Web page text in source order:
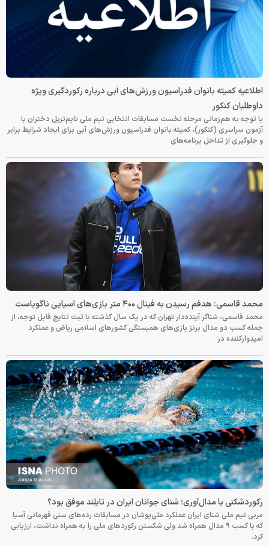
اطلاعیه کمیته بانوان فدراسیون ورزش‌های آبی درباره رکوردگیری ویژه
داوطلبان کنکور
با توجه به هم‌زمانی مرحله نخست مسابقات انتخابی تیم ملی تایم‌تریل دختران با
آزمون سراسری (کنکور)، کمیته بانوان فدراسیون ورزش‌های آبی برای ایجاد شرایط برابر
و جلوگیری از تداخل برنامه‌های
محمد قاسمی: هدفم رسیدن به فینال ۴۰۰ متر بازی‌های آسیایی ناگویاست
محمد قاسمی، شناگر آینده‌دار تهران که در یک سال گذشته با ثبت نتایج قابل توجه، از
جمله کسب دو مدال برنز بازی‌های همبستگی کشورهای اسلامی ریاض و عملکرد
امیدوارکننده در
رکوردشکنی یا مدال‌آوری؛ شنای جوانان ایران در تایلند موفق بود؟
مربی تیم ملی شنای ایران عملکرد ملی‌پوشان در مسابقات رده‌های سنی قهرمانی آسیا
که با کسب ۹ مدال همراه شد ولی شکستن رکوردهای ملی را به همراه نداشت، ارزیابی
کرد.